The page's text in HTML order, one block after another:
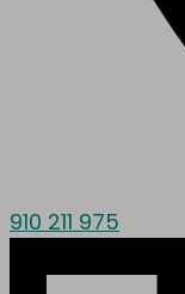
910 211 975